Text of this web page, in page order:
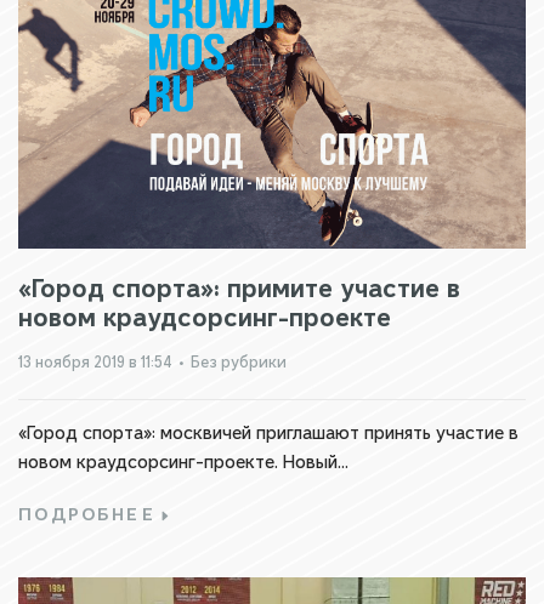
«Город спорта»: примите участие в
новом краудсорсинг-проекте
13 ноября 2019 в 11:54 • Без рубрики
«Город спорта»: москвичей приглашают принять участие в
новом краудсорсинг-проекте. Новый...
ПОДРОБНЕЕ